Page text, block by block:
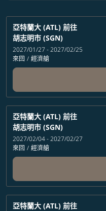
亞特蘭大 (ATL) 前往
胡志明市 (SGN)
2027/01/27 - 2027/02/25
來回 / 經濟艙
亞特蘭大 (ATL) 前往
胡志明市 (SGN)
2027/02/04 - 2027/02/27
來回 / 經濟艙
亞特蘭大 (ATL) 前往